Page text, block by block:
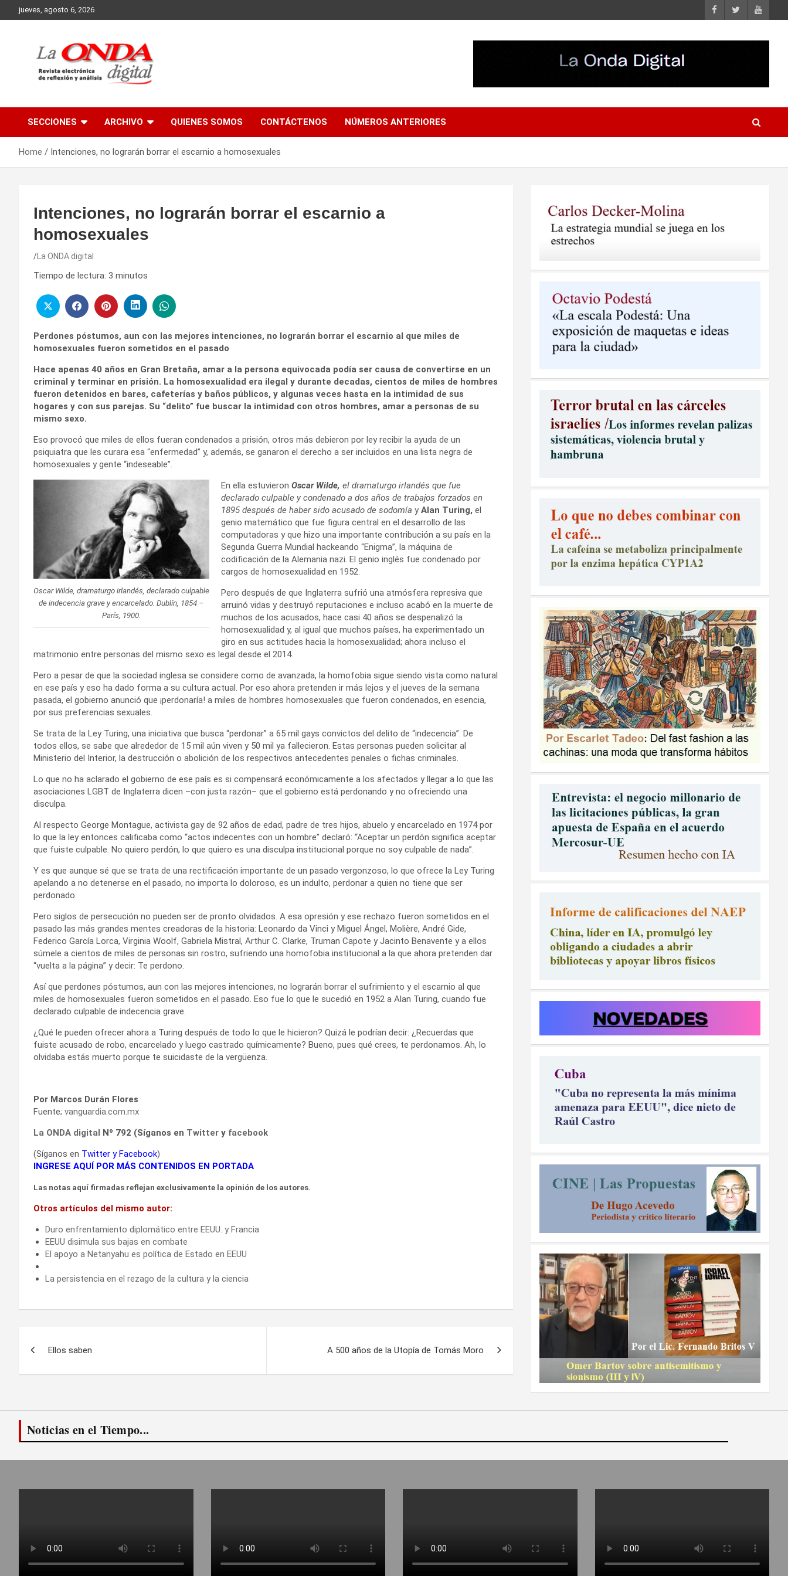
to
jueves, agosto 6, 2026
SECCIONES ARCHIVO QUIENES SOMOS CONTÁCTENOS NÚMEROS ANTERIORES
Home Intenciones, no lograrán borrar el escarnio a homosexuales
Intenciones, no lograrán borrar el escarnio a
homosexuales
La ONDA digital
Tiempo de lectura: 3 minutos
Perdones póstumos, aun con las mejores intenciones, no lograrán borrar el escarnio al que miles de
homosexuales fueron sometidos en el pasado
Hace apenas 40 años en Gran Bretaña, amar a la persona equivocada podía ser causa de convertirse en un
criminal y terminar en prisión. La homosexualidad era ilegal y durante decadas, cientos de miles de hombres
fueron detenidos en bares, cafeterías y baños públicos, y algunas veces hasta en la intimidad de sus
hogares y con sus parejas. Su “delito” fue buscar la intimidad con otros hombres, amar a personas de su
mismo sexo.
Eso provocó que miles de ellos fueran condenados a prisión, otros más debieron por ley recibir la ayuda de un
psiquiatra que les curara esa “enfermedad” y, además, se ganaron el derecho a ser incluidos en una lista negra de
homosexuales y gente “indeseable”.
Oscar Wilde, dramaturgo irlandés, declarado culpable
de indecencia grave y encarcelado. Dublín, 1854 –
París, 1900.
En ella estuvieron Oscar Wilde, el dramaturgo irlandés que fue
declarado culpable y condenado a dos años de trabajos forzados en
1895 después de haber sido acusado de sodomía yAlan Turing, el
genio matemático que fue figura central en el desarrollo de las
computadoras y que hizo una importante contribución a su país en la
Segunda Guerra Mundial hackeando “Enigma”, la máquina de
codificación de la Alemania nazi. El genio inglés fue condenado por
cargos de homosexualidad en 1952.
Pero después de que Inglaterra sufrió una atmósfera represiva que
arruinó vidas y destruyó reputaciones e incluso acabó en la muerte de
muchos de los acusados, hace casi 40 años se despenalizó la
homosexualidad y, al igual que muchos países, ha experimentado un
giro en sus actitudes hacia la homosexualidad; ahora incluso el
matrimonio entre personas del mismo sexo es legal desde el 2014.
Pero a pesar de que la sociedad inglesa se considere como de avanzada, la homofobia sigue siendo vista como natural
en ese país y eso ha dado forma a su cultura actual. Por eso ahora pretenden ir más lejos y el jueves de la semana
pasada, el gobierno anunció que ¡perdonaría! a miles de hombres homosexuales que fueron condenados, en esencia,
por sus preferencias sexuales.
Se trata de la Ley Turing, una iniciativa que busca “perdonar” a 65 mil gays convictos del delito de “indecencia”. De
todos ellos, se sabe que alrededor de 15 mil aún viven y 50 mil ya fallecieron. Estas personas pueden solicitar al
Ministerio del Interior, la destrucción o abolición de los respectivos antecedentes penales o fichas criminales.
Lo que no ha aclarado el gobierno de ese país es si compensará económicamente a los afectados y llegar a lo que las
asociaciones LGBT de Inglaterra dicen –con justa razón– que el gobierno está perdonando y no ofreciendo una
disculpa.
Al respecto George Montague, activista gay de 92 años de edad, padre de tres hijos, abuelo y encarcelado en 1974 por
lo que la ley entonces calificaba como “actos indecentes con un hombre” declaró: “Aceptar un perdón significa aceptar
que fuiste culpable. No quiero perdón, lo que quiero es una disculpa institucional porque no soy culpable de nada”.
Y es que aunque sé que se trata de una rectificación importante de un pasado vergonzoso, lo que ofrece la Ley Turing
apelando a no detenerse en el pasado, no importa lo doloroso, es un indulto, perdonar a quien no tiene que ser
perdonado.
Pero siglos de persecución no pueden ser de pronto olvidados. A esa opresión y ese rechazo fueron sometidos en el
pasado las más grandes mentes creadoras de la historia: Leonardo da Vinci y Miguel Ángel, Molière, André Gide,
Federico García Lorca, Virginia Woolf, Gabriela Mistral, Arthur C. Clarke, Truman Capote y Jacinto Benavente y a ellos
súmele a cientos de miles de personas sin rostro, sufriendo una homofobia institucional a la que ahora pretenden dar
“vuelta a la página” y decir: Te perdono.
Así que perdones póstumos, aun con las mejores intenciones, no lograrán borrar el sufrimiento y el escarnio al que
miles de homosexuales fueron sometidos en el pasado. Eso fue lo que le sucedió en 1952 a Alan Turing, cuando fue
declarado culpable de indecencia grave.
¿Qué le pueden ofrecer ahora a Turing después de todo lo que le hicieron? Quizá le podrían decir: ¿Recuerdas que
fuiste acusado de robo, encarcelado y luego castrado químicamente? Bueno, pues qué crees, te perdonamos. Ah, lo
olvidaba estás muerto porque te suicidaste de la vergüenza.
Por Marcos Durán Flores
Fuente; vanguardia.com.mx
La ONDA digital Nº 792 (Síganos en Twitter y facebook
(Síganos en Twitter yFacebook)
INGRESE AQUÍ POR MÁS CONTENIDOS EN PORTADA
Las notas aquí firmadas reflejan exclusivamente la opinión de los autores.
Otros artículos del mismo autor:
Duro enfrentamiento diplomático entre EEUU. y Francia
EEUU disimula sus bajas en combate
El apoyo a Netanyahu es política de Estado en EEUU
La persistencia en el rezago de la cultura y la ciencia
Ellos saben A 500 años de la Utopía de Tomás Moro
Noticias en el Tiempo...